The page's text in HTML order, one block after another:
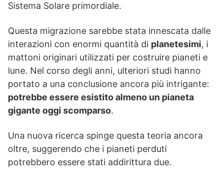
Sistema Solare primordiale.
Questa migrazione sarebbe stata innescata dalle
interazioni con enormi quantità di planetesimi, i
mattoni originari utilizzati per costruire pianeti e
lune. Nel corso degli anni, ulteriori studi hanno
portato a una conclusione ancora più intrigante:
potrebbe essere esistito almeno un pianeta
gigante oggi scomparso.
Una nuova ricerca spinge questa teoria ancora
oltre, suggerendo che i pianeti perduti
potrebbero essere stati addirittura due.